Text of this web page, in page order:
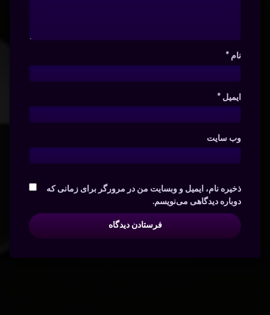
نام *
ایمیل *
وب‌ سایت
ذخیره نام، ایمیل و وبسایت من در مرورگر برای زمانی که
دوباره دیدگاهی می‌نویسم.